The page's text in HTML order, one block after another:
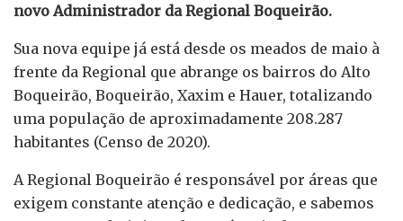
novo Administrador da Regional Boqueirão.
Sua nova equipe já está desde os meados de maio à
frente da Regional que abrange os bairros do Alto
Boqueirão, Boqueirão, Xaxim e Hauer, totalizando
uma população de aproximadamente 208.287
habitantes (Censo de 2020).
A Regional Boqueirão é responsável por áreas que
exigem constante atenção e dedicação, e sabemos